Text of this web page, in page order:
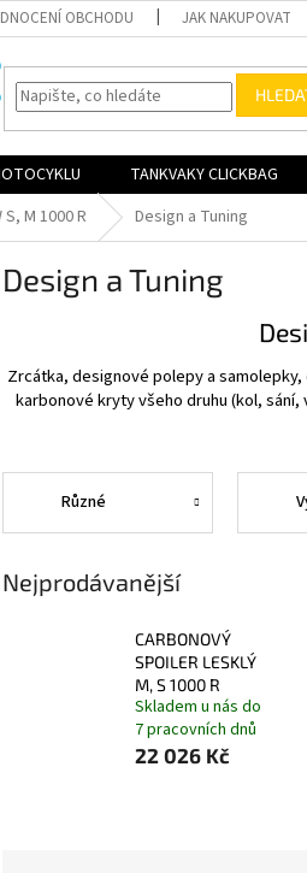
OBCHODU JAK NAKUPOVAT
TANKVAKY CLICKBAG
S, M 1000 R Design a Tuning
Design a Tuning
Zrcátka, designové polepy a
karbonové kryty všeho druhu (kol,
Různé
Nejprodávanější
CARBONOVÝ
SPOILER LESKLÝ
M, S 1000 R
Skladem u nás do
7 pracovních dnů
22 026 Kč